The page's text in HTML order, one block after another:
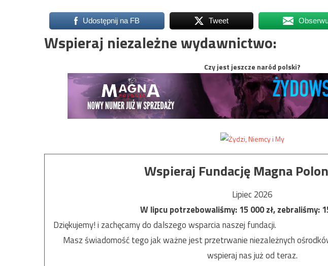
Udostępnij na FB Tweet
Wspieraj niezależne wydawnictwo:
Czy jest jeszcze naród polski?
Wspieraj Fundację Magna
Lipiec 2026
W lipcu potrzebowaliśmy:15 000zł, zebraliśmy:
Dziękujemy! i zachęcamy do dalszego wsparcia naszej fundacji.
Masz świadomość tego jak ważne jest przetrwanie niezależnych
wspieraj nas już od teraz.